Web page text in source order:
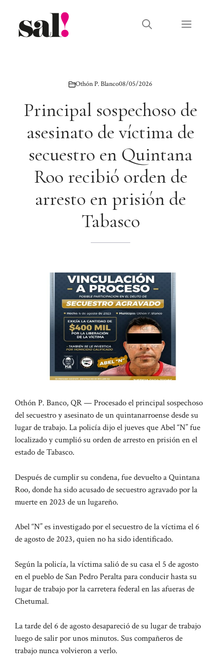
contenido
Menú
Othón P. Blanco08/05/2026
Principal sospechoso de
asesinato de víctima de
secuestro en Quintana
Roo recibió orden de
arresto en prisión de
Tabasco
Othón P. Banco, QR — Procesado el principal sospechoso
del secuestro y asesinato de un quintanarroense desde su
lugar de trabajo. La policía dijo el jueves que Abel “N” fue
localizado y cumplió su orden de arresto en prisión en el
estado de Tabasco.
Después de cumplir su condena, fue devuelto a Quintana
Roo, donde ha sido acusado de secuestro agravado por la
muerte en 2023 de un lugareño.
Abel “N” es investigado por el secuestro de la víctima el 6
de agosto de 2023, quien no ha sido identificado.
Según la policía, la víctima salió de su casa el 5 de agosto
en el pueblo de San Pedro Peralta para conducir hasta su
lugar de trabajo por la carretera federal en las afueras de
Chetumal.
La tarde del 6 de agosto desapareció de su lugar de trabajo
luego de salir por unos minutos. Sus compañeros de
trabajo nunca volvieron a verlo.